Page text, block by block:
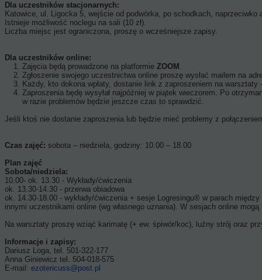
Dla uczestników stacjonarnych:
Katowice, ul. Ligocka 5, wejście od podwórka, po schodkach, naprzeciwko
Istnieje możliwość noclegu na sali (10 zł).
Liczba miejsc jest ograniczona, proszę o wcześniejsze zapisy.
Dla uczestników online:
Zajęcia będą prowadzone na platformie ZOOM .
Zgłoszenie swojego uczestnictwa online proszę wysłać mailem na
Każdy, kto dokona wpłaty, dostanie link z zaproszeniem na
Zaproszenia będę wysyłał najpóźniej w piątek wieczorem. Po
w razie problemów będzie jeszcze czas to sprawdzić.
Jeśli ktoś nie dostanie zaproszenia lub będzie mieć problemy z
Czas zajęć: sobota – niedziela, godziny: 10.00 – 18.00
Plan zajęć
Sobota/niedziela:
10.00- ok. 13.30 - Wykłady/ćwiczenia
ok. 13.30-14.30 - przerwa obiadowa
ok. 14.30-18.00 - wykłady/ćwiczenia + sesje Logresingu® w parach
innymi uczestnikami online (wg własnego uznania). W sesjach online
Na warsztaty proszę wziąć karimatę (+ ew. śpiwór/koc), luźny strój oraz
Informacje i zapisy:
Dariusz Loga, tel. 501-322-177
Anna Giniewicz tel. 504-018-575
E-mail: ezotericuss@post.pl